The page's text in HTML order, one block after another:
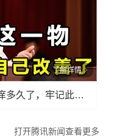
了解详情
凡是皮肤瘙痒1月以上，不管皮痒多久了，牢记此法，快！准！狠！
打开腾讯新闻查看更多